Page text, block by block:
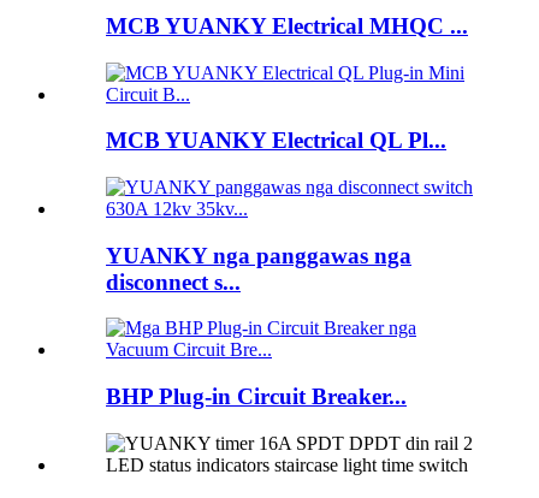
MCB YUANKY Electrical MHQC ...
MCB YUANKY Electrical QL Pl...
YUANKY nga panggawas nga
disconnect s...
BHP Plug-in Circuit Breaker...